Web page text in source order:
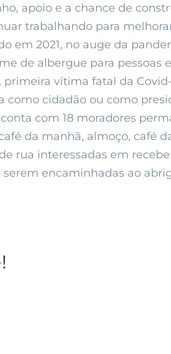
apoio e a chance de
trabalhando para
em 2021, no auge da
de albergue para pessoas
vítima fatal da
como cidadão ou como
com 18 moradores
da manhã, almoço, café
rua interessadas em
encaminhadas ao